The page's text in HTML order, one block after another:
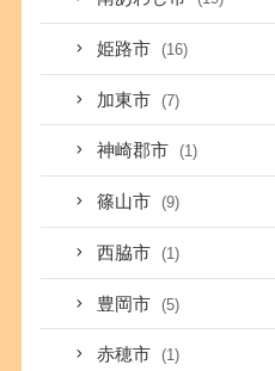
姫路市 (16)
加東市 (7)
神崎郡市 (1)
篠山市 (9)
西脇市 (1)
豊岡市 (5)
赤穂市 (1)